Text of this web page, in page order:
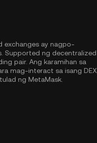
exchanges ay nagpo-
Supported ng decentralized
pair. Ang karamihan sa
mag-interact sa isang DEX,
ng MetaMask.